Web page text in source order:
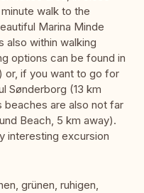
walk to the
Marina Minde
also within walking
options can be found in
or, if you want to go for
Sønderborg (13 km
beaches are also not far
Beach, 5 km away).
interesting excursion
grünen, ruhigen,